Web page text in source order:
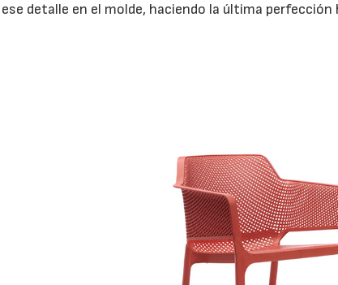
detalle en el molde, haciendo la última